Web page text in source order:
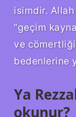
isimdir. Allah
“geçim
ve
bedenlerine
Ya
okunur?